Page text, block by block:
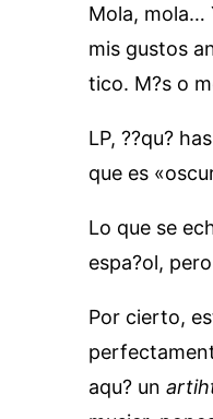
Mola, mola…
mis gustos
tico. M?s o
LP, ??qu?
que es
Lo que se
espa?ol,
Por cierto,
aqu? un